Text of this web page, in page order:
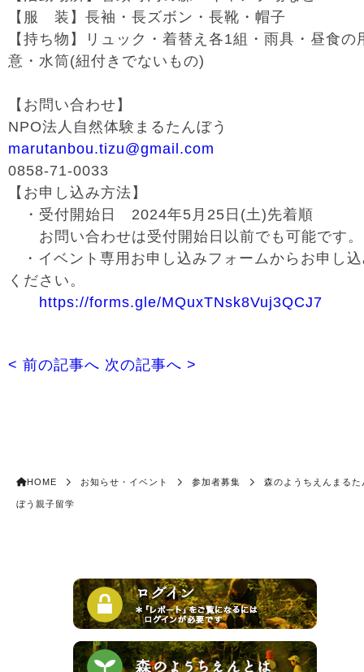
【服 装】長袖・長ズボン・長靴・帽子
【持ち物】リュック・着替え各1組・雨具・ 昼食の
意・水筒(紐付きでないもの)
【お問い合わせ】
NPO法人自然体験まるたんぼう
marutanbou.tizu@gmail.com
0858-71-0033
【お申し込み方法】
・受付開始日 2024年5 月 25 日 (土)先着順
お問い合わせは受付開始日以前でも可能です。
・イベント専用お申し込みフォームからお申し
ください。
https://forms.gle/MQuxTNsk8Vuj3QCJ7
< 前の記事へ 次の記事へ >
HOME お知らせ・イベント 参加者募集 森のようちえんまるた
ぼう親子留学